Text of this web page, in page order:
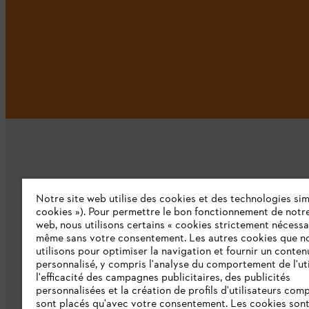
L'Entreprise
Qui sommes-nous ?
Presse
Emploi
Notre site web utilise des cookies et des technologies
cookies »). Pour permettre le bon fonctionnement de
web, nous utilisons certains « cookies strictement
même sans votre consentement. Les autres cookies que
utilisons pour optimiser la navigation et fournir un
personnalisé, y compris l'analyse du comportement de
l'efficacité des campagnes publicitaires, des publicités
personnalisées et la création de profils d'utilisateurs
sont placés qu'avec votre consentement. Les cookies